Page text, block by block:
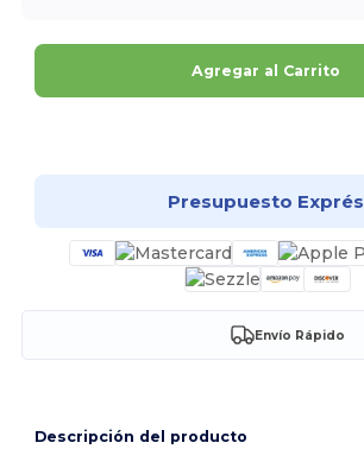
Agregar al Carrito
Presupuesto Exprés
Envío Rápido
Descripción del producto